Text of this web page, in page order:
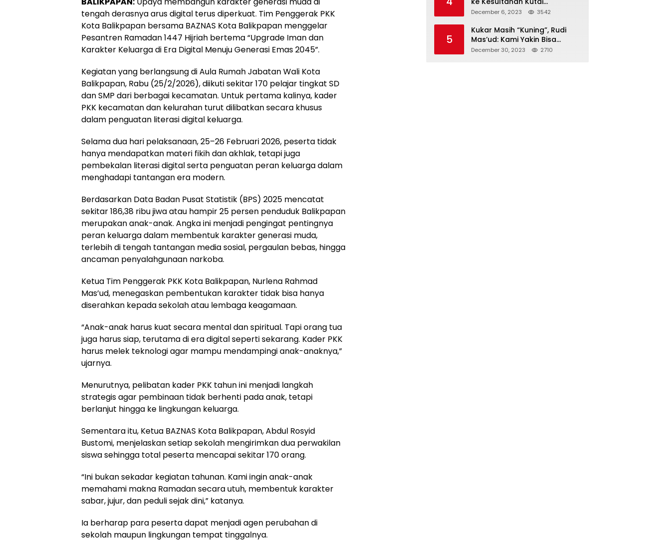
tengah derasnya arus digital terus diperkuat. Tim Penggerak PKK
Kota Balikpapan bersama BAZNAS Kota Balikpapan menggelar
Pesantren Ramadan 1447 Hijriah bertema “Upgrade Iman dan
Karakter Keluarga di Era Digital Menuju Generasi Emas 2045”.
Kegiatan yang berlangsung di Aula Rumah Jabatan Wali Kota
Balikpapan, Rabu (25/2/2026), diikuti sekitar 170 pelajar tingkat SD
dan SMP dari berbagai kecamatan. Untuk pertama kalinya, kader
PKK kecamatan dan kelurahan turut dilibatkan secara khusus
dalam penguatan literasi digital keluarga.
Selama dua hari pelaksanaan, 25–26 Februari 2026, peserta tidak
hanya mendapatkan materi fikih dan akhlak, tetapi juga
pembekalan literasi digital serta penguatan peran keluarga dalam
menghadapi tantangan era modern.
Berdasarkan Data Badan Pusat Statistik (BPS) 2025 mencatat
sekitar 186,38 ribu jiwa atau hampir 25 persen penduduk Balikpapan
merupakan anak-anak. Angka ini menjadi pengingat pentingnya
peran keluarga dalam membentuk karakter generasi muda,
terlebih di tengah tantangan media sosial, pergaulan bebas, hingga
ancaman penyalahgunaan narkoba.
Ketua Tim Penggerak PKK Kota Balikpapan, Nurlena Rahmad
Mas’ud, menegaskan pembentukan karakter tidak bisa hanya
diserahkan kepada sekolah atau lembaga keagamaan.
“Anak-anak harus kuat secara mental dan spiritual. Tapi orang tua
juga harus siap, terutama di era digital seperti sekarang. Kader PKK
harus melek teknologi agar mampu mendampingi anak-anaknya,”
ujarnya.
Menurutnya, pelibatan kader PKK tahun ini menjadi langkah
strategis agar pembinaan tidak berhenti pada anak, tetapi
berlanjut hingga ke lingkungan keluarga.
Sementara itu, Ketua BAZNAS Kota Balikpapan, Abdul Rosyid
Bustomi, menjelaskan setiap sekolah mengirimkan dua perwakilan
siswa sehingga total peserta mencapai sekitar 170 orang.
“Ini bukan sekadar kegiatan tahunan. Kami ingin anak-anak
memahami makna Ramadan secara utuh, membentuk karakter
sabar, jujur, dan peduli sejak dini,” katanya.
Ia berharap para peserta dapat menjadi agen perubahan di
sekolah maupun lingkungan tempat tinggalnya.
Kartanegara
December 6, 2023 3542
5
Kukar Masih “Kuning”, Rudi
Mas’ud: Kami Yakin Bisa
Menang di Pemilu 2024
December 30, 2023 2710